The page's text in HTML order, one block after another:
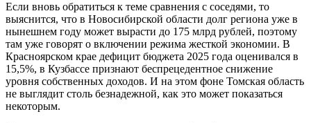
Если вновь обратиться к теме сравнения с соседями, то
выяснится, что в Новосибирской области долг региона уже в
нынешнем году может вырасти до 175 млрд рублей, поэтому
там уже говорят о включении режима жесткой экономии. В
Красноярском крае дефицит бюджета 2025 года оценивался в
15,5%, в Кузбассе признают беспрецедентное снижение
уровня собственных доходов. И на этом фоне Томская область
не выглядит столь безнадежной, как это может показаться
некоторым.